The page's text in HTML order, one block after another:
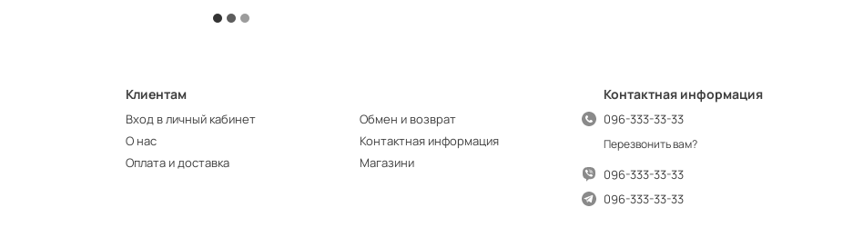
Клиентам
Вход в личный кабинет
О нас
Оплата и доставка
Обмен и возврат
Контактная информация
Магазини
Контактная информация
096-333-33-33
Перезвонить вам?
096-333-33-33
096-333-33-33